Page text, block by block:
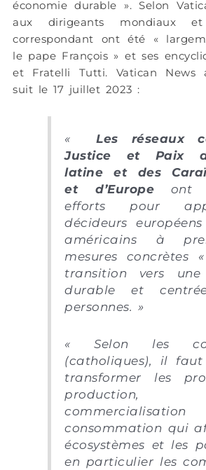
économie durable ». Selon
aux dirigeants mondiaux
correspondant ont été «
le pape François » et ses
et Fratelli Tutti. Vatican
suit le 17 juillet 2023 :
« Les réseaux
Justice et Paix
latine et des
et d’Europe
ont
efforts pour
décideurs
américains à
mesures concrètes
transition vers une
durable et
personnes. »
« Selon les
(catholiques), il
transformer les
consommation qui
écosystèmes et les
en particulier les